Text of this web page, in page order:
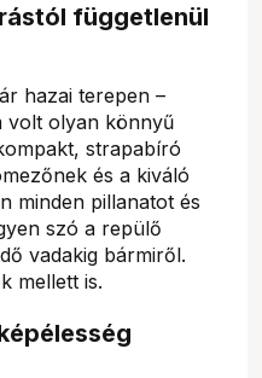
függetlenül
hazai terepen –
volt olyan könnyű
strapabíró
és a kiváló
minden pillanatot és
szó a repülő
vadakig bármiről.
mellett is.